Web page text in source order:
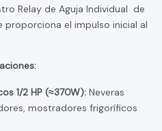
Relay de Aguja Individual de
proporciona el impulso inicial al
1/2 HP (≈370W): Neveras
mostradores frigoríficos